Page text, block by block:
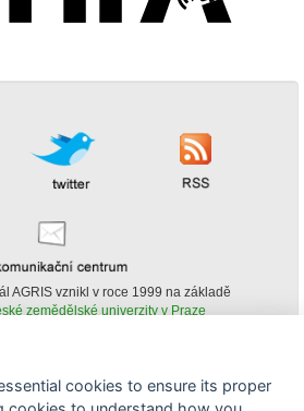
AGRIS vznikl v roce 1999 na základě
zemědělské univerzity v Praze
WWW portálu AGRIS je možné
pouze za podmínky uvedení zdroje v podobě
cookies to ensure its proper